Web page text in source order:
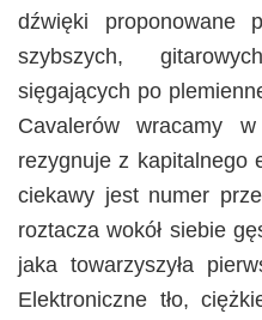
dźwięki proponowane
szybszych,
sięgających po
Cavalerów wracamy w
rezygnuje z kapitalnego
ciekawy jest numer
roztacza wokół siebie
jaka towarzyszyła
Elektroniczne tło,